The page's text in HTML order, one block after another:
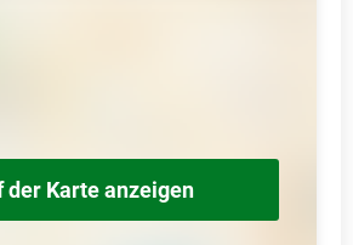
der Karte anzeigen